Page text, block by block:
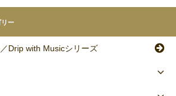
リー
Drip with Musicシリーズ